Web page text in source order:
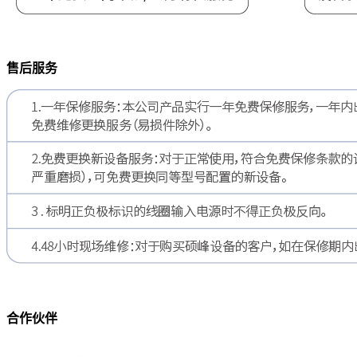
售后服务
合作伙伴